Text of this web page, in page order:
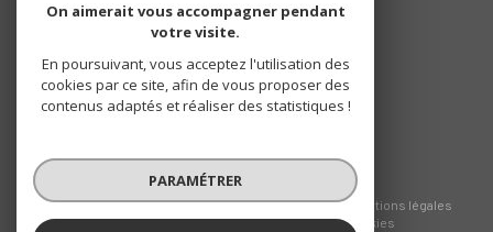
© 2026 | Tous droits réservés
Nos honoraires
Nos partenaires
Mentions légales
Admin
Politique RGPD Cookies
On aimerait vous accompagner pendant
votre visite.
En poursuivant, vous acceptez l'utilisation des
cookies par ce site, afin de vous proposer des
contenus adaptés et réaliser des statistiques !
PARAMÉTRER